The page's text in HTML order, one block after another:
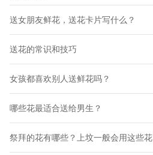
送女朋友鲜花，送花卡片写什么？
送花的常识和技巧
女孩都喜欢别人送鲜花吗？
哪些花最适合送给男生？
祭拜的花有哪些？上坟一般会用这些花